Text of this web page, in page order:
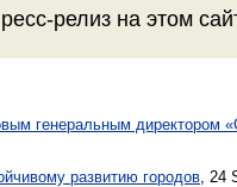
релизна этом
генеральным директором
развитию городов
24